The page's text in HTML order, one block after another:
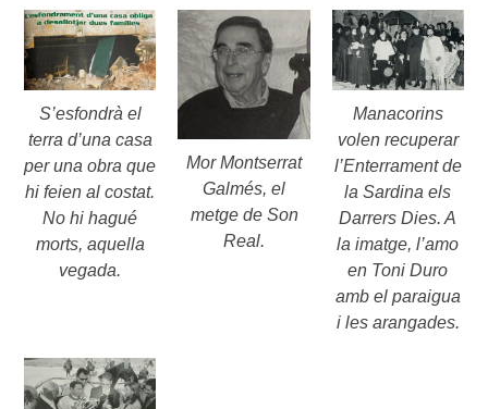
S’esfondrà el
terra d’una casa
per una obra que
hi feien al costat.
No hi hagué
morts, aquella
vegada.
Mor Montserrat
Galmés, el
metge de Son
Real.
Manacorins
volen recuperar
l’Enterrament de
la Sardina els
Darrers Dies. A
la imatge, l’amo
en Toni Duro
amb el paraigua
i les arangades.